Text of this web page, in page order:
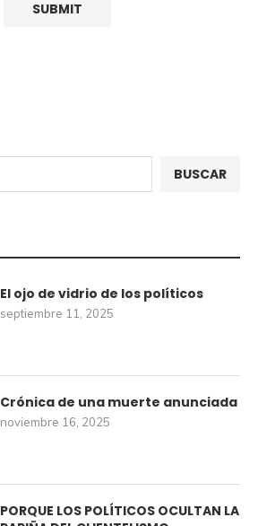
BUSCAR
El ojo de vidrio de los políticos
septiembre 11, 2025
Crónica de una muerte anunciada
noviembre 16, 2025
PORQUE LOS POLÍTICOS OCULTAN LA